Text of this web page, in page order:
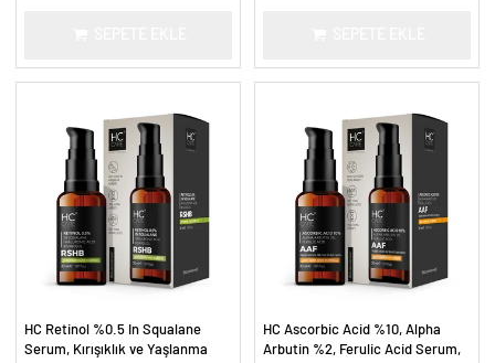
HC Retinol %0.5 In Squalane
Serum, Kırışıklık ve Yaşlanma
HC Ascorbic Acid %10, Alpha
Arbutin %2, Ferulic Acid Serum,